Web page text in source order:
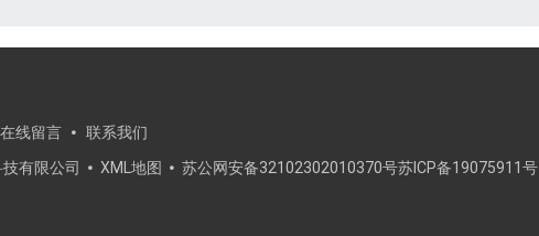
在线留言
联系我们
有限公司
XML地图 苏公网安备32102302010370号苏ICP备19075911号